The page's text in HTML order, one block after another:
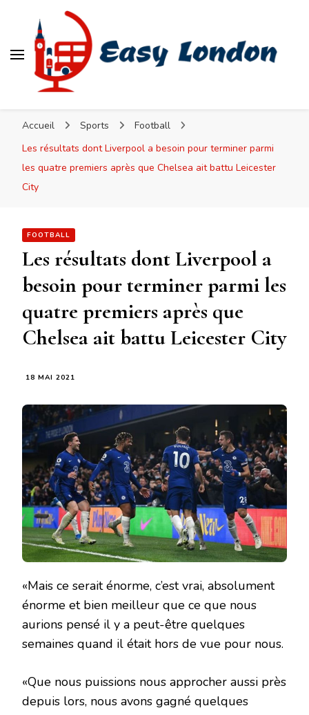
Accueil Sports
Football
Les résultats dont Liverpool a besoin pour terminer parmi
les quatre premiers après que Chelsea ait battu Leicester
City
FOOTBALL
Les résultats dont Liverpool a
besoin pour terminer parmi les
quatre premiers après que
Chelsea ait battu Leicester City
18 MAI 2021
«Mais ce serait énorme, c’est vrai, absolument
énorme et bien meilleur que ce que nous
aurions pensé il y a peut-être quelques
semaines quand il était hors de vue pour nous.
«Que nous puissions nous approcher aussi près
depuis lors, nous avons gagné quelques